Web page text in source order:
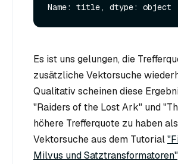
Es ist uns gelungen, die
zusätzliche Vektorsuche
Qualitativ scheinen diese
"Raiders of the Lost Ark" und
höhere Trefferquote zu haben
Vektorsuche aus dem Tutorial
Milvus und